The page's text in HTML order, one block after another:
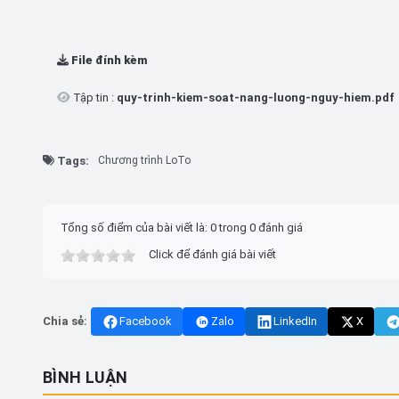
File đính kèm
Tập tin : quy-trinh-kiem-soat-nang-luong-nguy-hiem.pdf
Tags: Chương trình LoTo
Tổng số điểm của bài viết là: 0 trong 0 đánh giá
Click để đánh giá bài viết
Chia sẻ: Facebook Zalo LinkedIn X
BÌNH LUẬN